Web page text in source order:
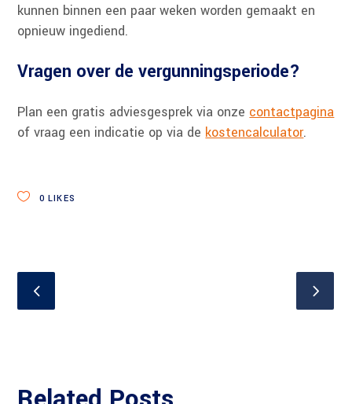
kunnen binnen een paar weken worden gemaakt en
opnieuw ingediend.
Vragen over de vergunningsperiode?
Plan een gratis adviesgesprek via onze contactpagina
of vraag een indicatie op via de kostencalculator.
0 LIKES